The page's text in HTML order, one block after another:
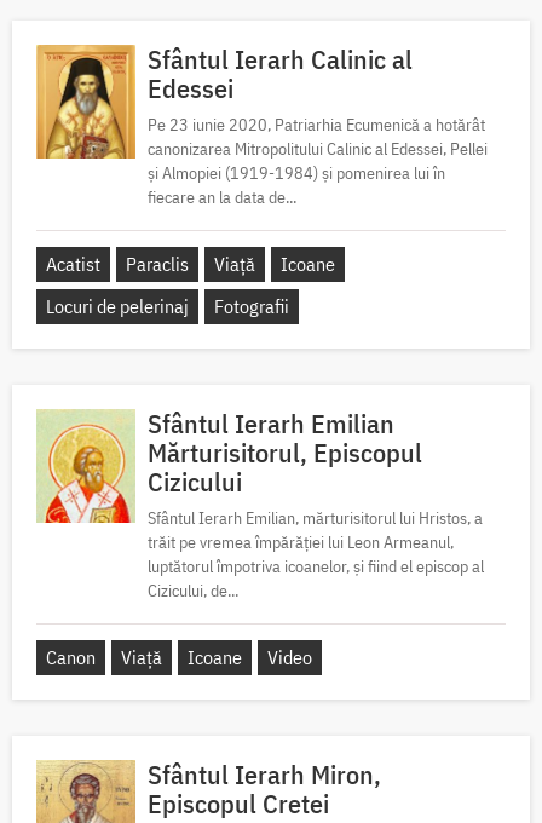
Sfântul Ierarh Calinic al
Edessei
Pe 23 iunie 2020, Patriarhia Ecumenică a hotărât
canonizarea Mitropolitului Calinic al Edessei, Pellei
și Almopiei (1919-1984) și pomenirea lui în
fiecare an la data de...
Acatist Paraclis Viață
Icoane
Locuri de pelerinaj
Fotografii
Sfântul Ierarh Emilian
Mărturisitorul, Episcopul
Cizicului
Sfântul Ierarh Emilian, mărturisitorul lui Hristos, a
trăit pe vremea împărăției lui Leon Armeanul,
luptătorul împotriva icoanelor, și fiind el episcop al
Cizicului, de...
Canon Viață Icoane Video
Sfântul Ierarh Miron,
Episcopul Cretei